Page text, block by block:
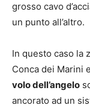
grosso cavo
un punto all’altro.
In questo caso la
Conca dei Marini
volo dell’angelo
ancorato ad un